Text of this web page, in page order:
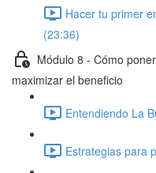
Hacer tu primer
(23:36)
Módulo 8 - Cómo
maximizar el beneficio
Entendiendo La
Estrategias para